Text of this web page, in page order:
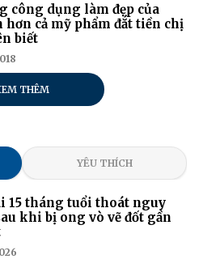
công dụng làm đẹp của
hơn cả mỹ phẩm đắt tiền chị
biết
THÊM
YÊU THÍCH
15 tháng tuổi thoát nguy
khi bị ong vò vẽ đốt gần